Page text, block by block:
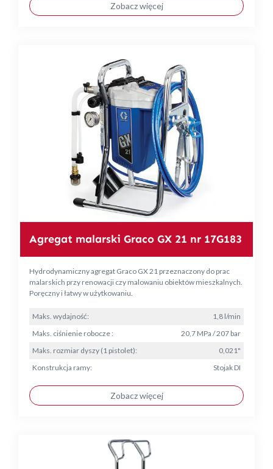
Zobacz więcej
Agregat malarski Graco GX 21 nr 17G183
Hydrodynamiczny agregat Graco GX 21 przeznaczony do prac
malarskich przy renowacji czy malowaniu obiektów mieszkalnych.
Poręczny i łatwy w użytkowaniu.
Maks. wydajność:
1,8 l/min
Maks. ciśnienie robocze :
20,7 MPa / 207 bar
Maks. rozmiar dyszy (1 pistolet):
0,021"
Konstrukcja ramy:
Stojak DI
Zobacz więcej